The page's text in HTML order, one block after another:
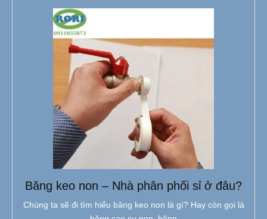
Băng keo non – Nhà phân phối sỉ ở đâu?
Chúng ta sẽ đi tìm hiểu băng keo non là gì? Hay còn gọi là